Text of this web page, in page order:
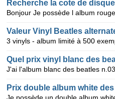
Quel prix vinyl blanc des
Prix double album white